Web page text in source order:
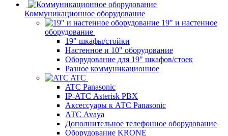
Коммуникационное оборудование
19" и настенное
оборудование
19" шкафы/стойки
Настенное и 10" оборудование
Оборудование для 19" шкафов/стоек
Разное коммуникационное
ATC
ATC Panasonic
IP-АТС Asterisk PBX
Аксессуары к АТС Panasonic
АТС Avaya
Дополнительное телефонное оборудование
Оборудование KRONE